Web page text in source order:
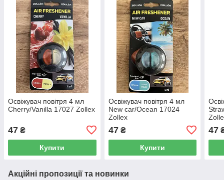
Освіжувач повітря 4 мл
Cherry/Vanilla 17027 Zollex
47 ₴
Купити
Освіжувач повітря 4 мл
New car/Ocean 17024
Zollex
47₴
Купити
47
Акційні пропозиції та новинки